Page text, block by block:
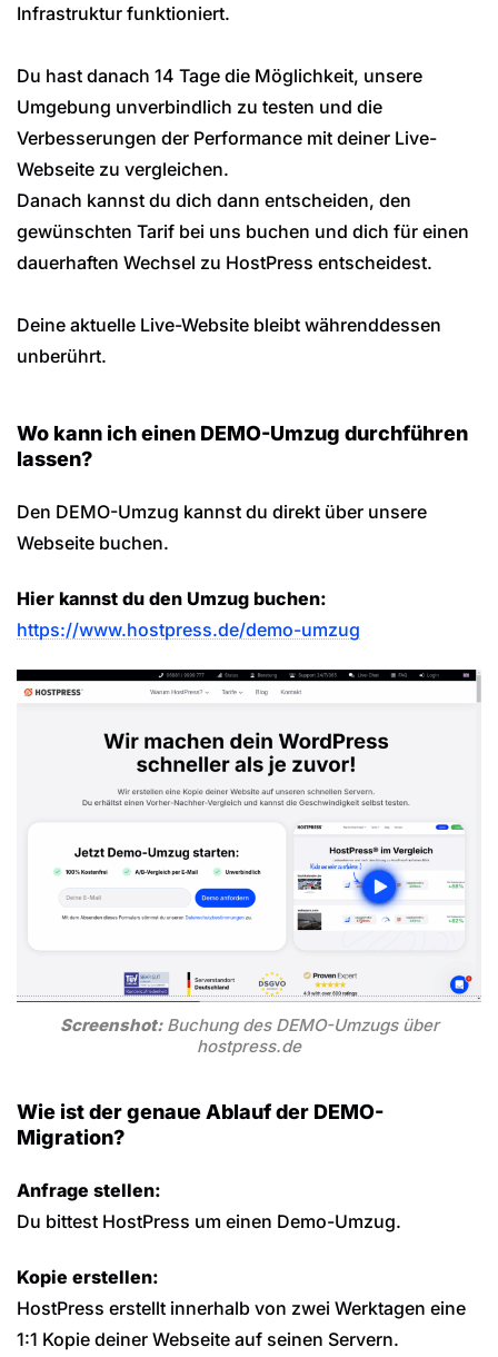
Infrastruktur funktioniert.
Du hast danach 14 Tage die Möglichkeit, unsere
Umgebung unverbindlich zu testen und die
Verbesserungen der Performance mit deiner Live-
Webseite zu vergleichen.
Danach kannst du dich dann entscheiden, den
gewünschten Tarif bei uns buchen und dich für einen
dauerhaften Wechsel zu HostPress entscheidest.
Deine aktuelle Live-Website bleibt währenddessen
unberührt.
Wo kann ich einen DEMO-Umzug durchführen
lassen?
Den DEMO-Umzug kannst du direkt über unsere
Webseite buchen.
Hier kannst du den Umzug buchen:
https://www.hostpress.de/demo-umzug
Screenshot:Buchung des DEMO-Umzugs über
hostpress.de
Wie ist der genaue Ablauf der DEMO-
Migration?
Anfrage stellen:
Du bittest HostPress um einen Demo-Umzug.
Kopie erstellen:
HostPress erstellt innerhalb von zwei Werktagen eine
1:1 Kopie deiner Webseite auf seinen Servern.